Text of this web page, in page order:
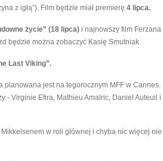
z igłą”). Film będzie miał premierę 4 lipca.
życie” (18 lipca) i najnowszy film Ferzana
będzie można zobaczyć Kasię Smutniak.
Last Viking”.
planowana jest na tegorocznym MFF w Cannes.
- Virginie Efira, Mathieu Amalric, Daniel Auteuil i
w roli głównej i chyba nic więcej nie